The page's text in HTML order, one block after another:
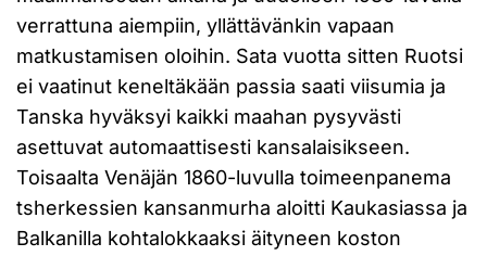
verrattuna aiempiin, yllättävänkin vapaan
matkustamisen oloihin. Sata vuotta sitten Ruotsi
ei vaatinut keneltäkään passia saati viisumia ja
Tanska hyväksyi kaikki maahan pysyvästi
asettuvat automaattisesti kansalaisikseen.
Toisaalta Venäjän 1860-luvulla toimeenpanema
tsherkessien kansanmurha aloitti Kaukasiassa ja
Balkanilla kohtalokkaaksi äityneen koston